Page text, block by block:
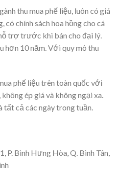
thu mua phế liệu, luôn có giá
có chính sách hoa hồng cho cá
trợ trước khi bán cho đại lý.
hơn 10 năm. Với quy mô thu
phế liệu trên toàn quốc với
ép giá và không ngại xa.
tất cả các ngày trong tuần.
Bình Hưng Hòa, Q. Bình Tân,